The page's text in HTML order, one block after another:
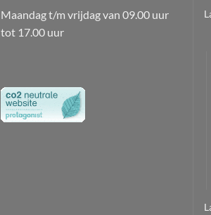
Maandag t/m vrijdag van 09.00 uur
tot 17.00 uur